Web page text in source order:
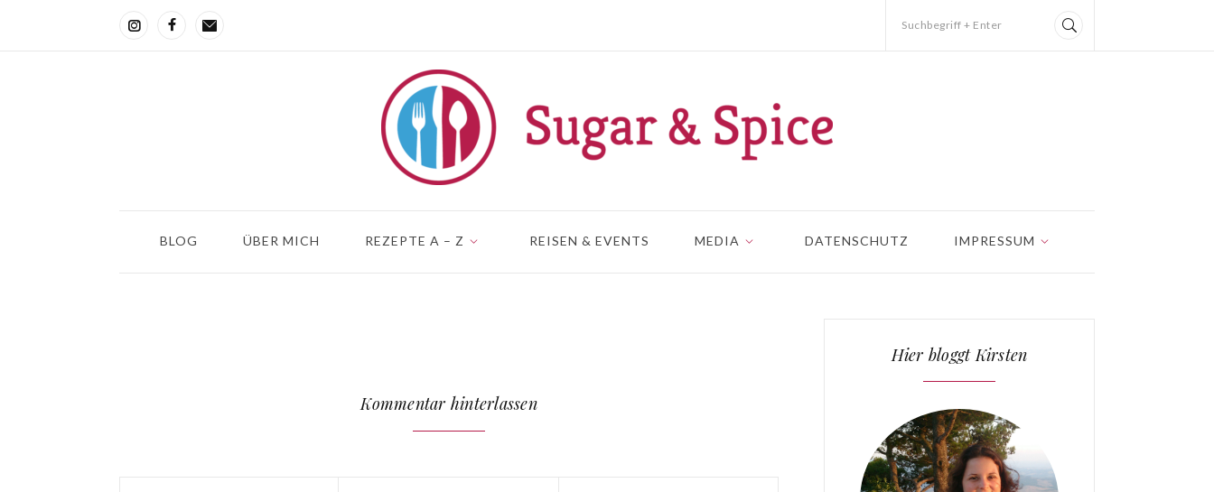
Suchbegriff + Enter
BLOG ÜBER MICH REZEPTE A – Z REISEN & EVENTS MEDIA DATENSCHUTZ IMPRESSUM
Kommentar hinterlassen
Hier bloggt Kirsten